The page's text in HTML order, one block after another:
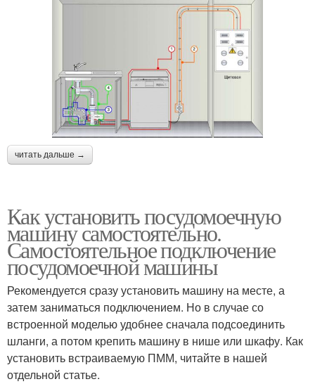
читать дальше →
Как установить посудомоечную
машину самостоятельно.
Самостоятельное подключение
посудомоечной машины
Рекомендуется сразу установить машину на месте, а
затем заниматься подключением. Но в случае со
встроенной моделью удобнее сначала подсоединить
шланги, а потом крепить машину в нише или шкафу. Как
установить встраиваемую ПММ, читайте в нашей
отдельной статье.